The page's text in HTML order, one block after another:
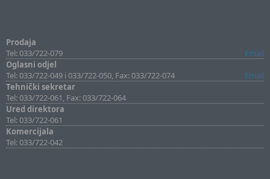
Prodaja
Tel: 033/722-079
Email
Oglasni odjel
Tel: 033/722-049 i 033/722-050, Fax: 033/722-074
Email
Tehnički sekretar
Tel: 033/722-061, Fax: 033/722-064
Ured direktora
Tel: 033/722-061
Komercijala
Tel: 033/722-042